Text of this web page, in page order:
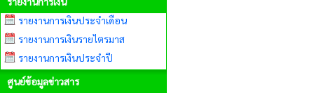
รายงานการเงินประจำเดือน
รายงานการเงินรายไตรมาส
รายงานการเงินประจำปี
ศูนย์ข้อมูลข่าวสาร